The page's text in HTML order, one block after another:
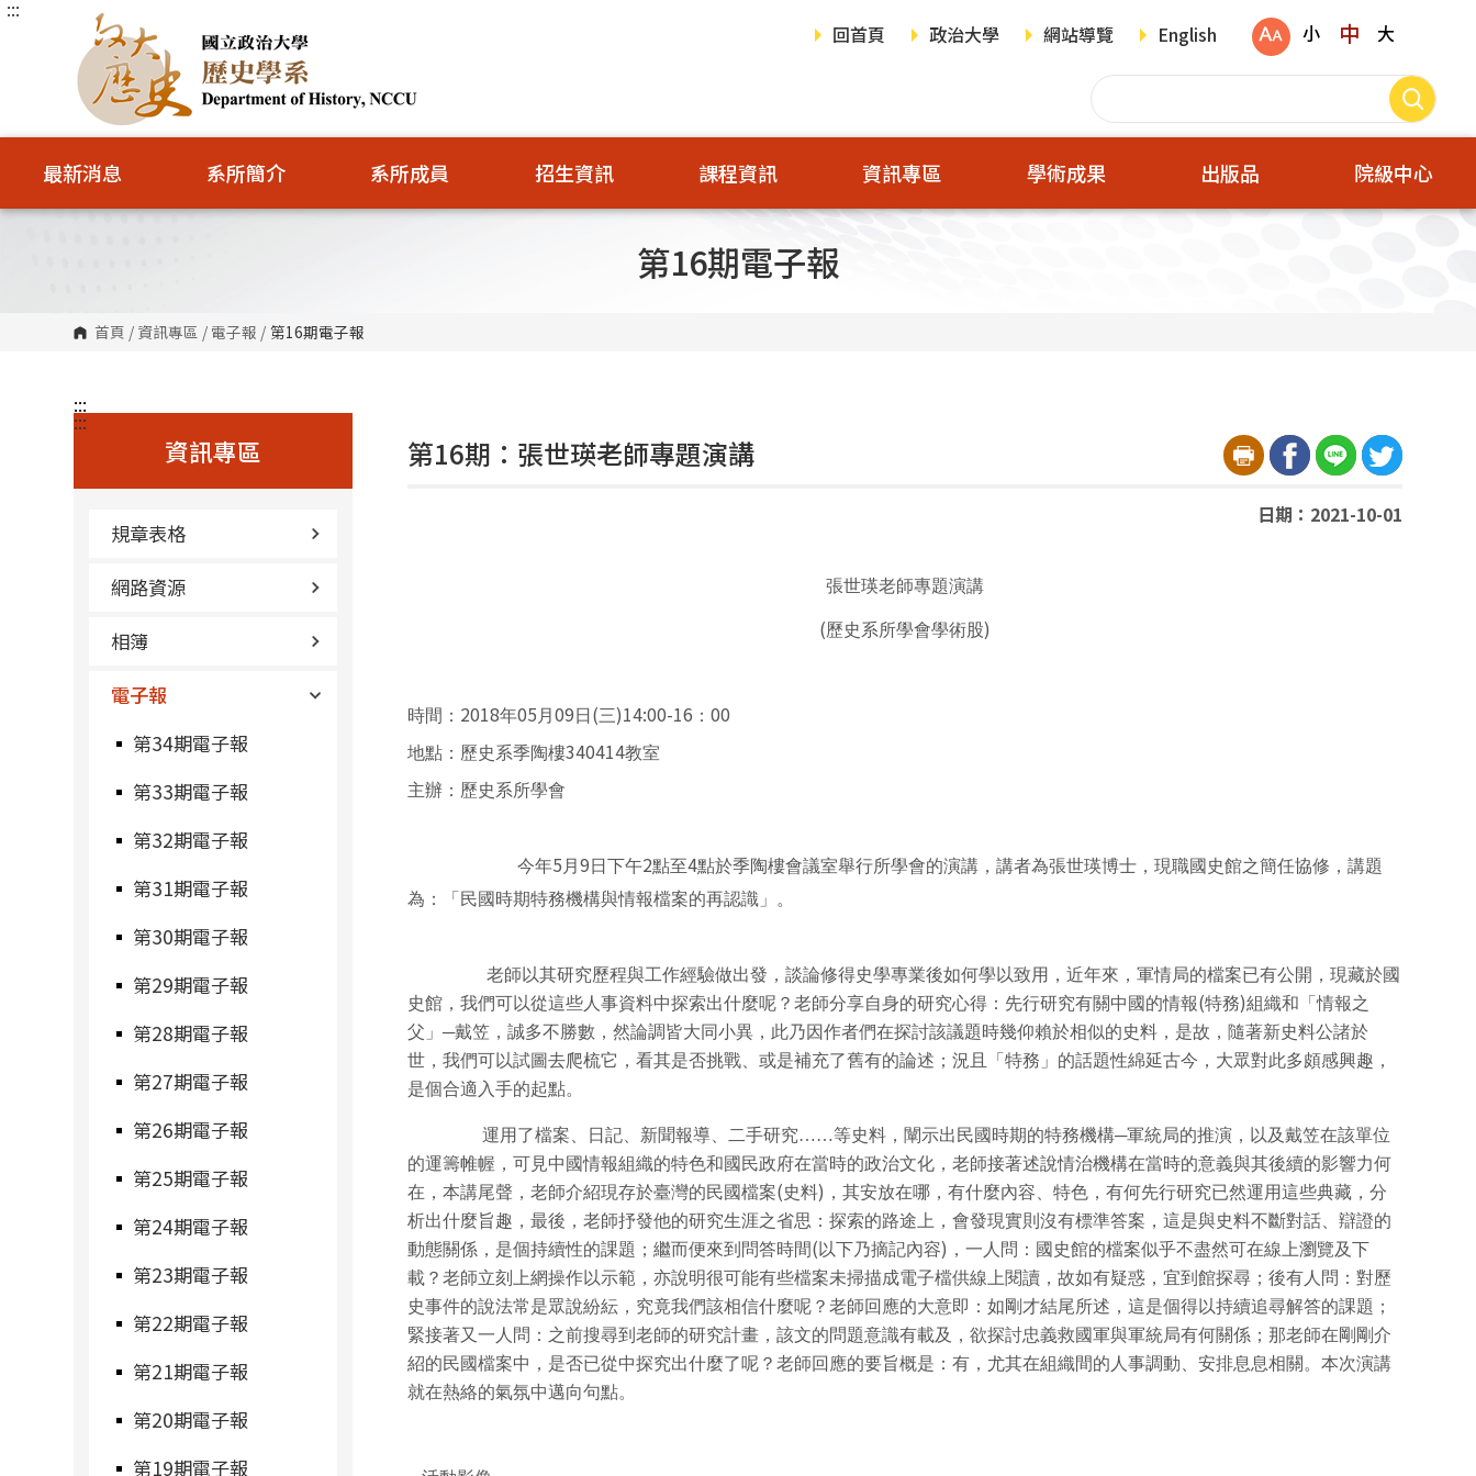
跳
塊
:::
回首頁
政治大學 網站導覽 English 小 中 大
最新消息 系所簡介 系所成員 招生資訊 課程資訊 資訊專區 學術成果 出版品 院級中心
第16期電子報
首頁 / 資訊專區 / 電子報 / 第16期電子報
:::
資訊專區
規章表格
網路資源
相簿
電子報
第34期電子報
第33期電子報
第32期電子報
第31期電子報
第30期電子報
第29期電子報
第28期電子報
第27期電子報
第26期電子報
第25期電子報
第24期電子報
第23期電子報
第22期電子報
第21期電子報
第20期電子報
第19期電子報
:::
第16期：張世瑛老師專題演講
日期：2021-10-01
張世瑛老師專題演講
(歷史系所學會學術股)
時間： 2018年05 月09 日 (三)14:00-16 ：00
地點：歷史系季陶樓340414教室
主辦：歷史系所學會
今年5 月9 日下午2點至4點於季陶樓會議室舉行所學會的演講，講者為張世瑛博士，現職國史館之簡任協修，講題
為：「民國時期特務機構與情報檔案的再認識」。
老師以其研究歷程與工作經驗做出發，談論修得史學專業後如何學以致用，近年來，軍情局的檔案已有公開，現藏於國
史館，我們可以從這些人事資料中探索出什麼呢？老師分享自身的研究心得：先行研究有關中國的情報(特務)組織和「情報之
父」─戴笠，誠多不勝數，然論調皆大同小異，此乃因作者們在探討該議題時幾仰賴於相似的史料，是故，隨著新史料公諸於
世，我們可以試圖去爬梳它，看其是否挑戰、或是補充了舊有的論述；況且「特務」的話題性綿延古今，大眾對此多頗感興趣，
是個合適入手的起點。
運用了檔案、日記、新聞報導、二手研究……等史料，闡示出民國時期的特務機構─軍統局的推演，以及戴笠在該單位
的運籌帷幄，可見中國情報組織的特色和國民政府在當時的政治文化，老師接著述說情治機構在當時的意義與其後續的影響力何
在，本講尾聲，老師介紹現存於臺灣的民國檔案(史料) ，其安放在哪，有什麼內容、特色，有何先行研究已然運用這些典藏，分
析出什麼旨趣，最後，老師抒發他的研究生涯之省思：探索的路途上，會發現實則沒有標準答案，這是與史料不斷對話、辯證的
動態關係，是個持續性的課題；繼而便來到問答時間( 以下乃摘記內容) ，一人問：國史館的檔案似乎不盡然可在線上瀏覽及下
載？老師立刻上網操作以示範，亦說明很可能有些檔案未掃描成電子檔供線上閱讀，故如有疑惑，宜到館探尋；後有人問：對歷
史事件的說法常是眾說紛紜，究竟我們該相信什麼呢？老師回應的大意即：如剛才結尾所述，這是個得以持續追尋解答的課題；
緊接著又一人問：之前搜尋到老師的研究計畫，該文的問題意識有載及，欲探討忠義救國軍與軍統局有何關係；那老師在剛剛介
紹的民國檔案中，是否已從中探究出什麼了呢？老師回應的要旨概是：有，尤其在組織間的人事調動、安排息息相關。本次演講
就在熱絡的氣氛中邁向句點。